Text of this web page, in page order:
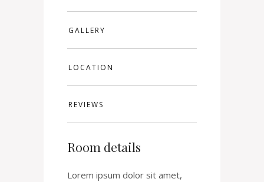
GALLERY
LOCATION
REVIEWS
Room details
Lorem ipsum dolor sit amet,